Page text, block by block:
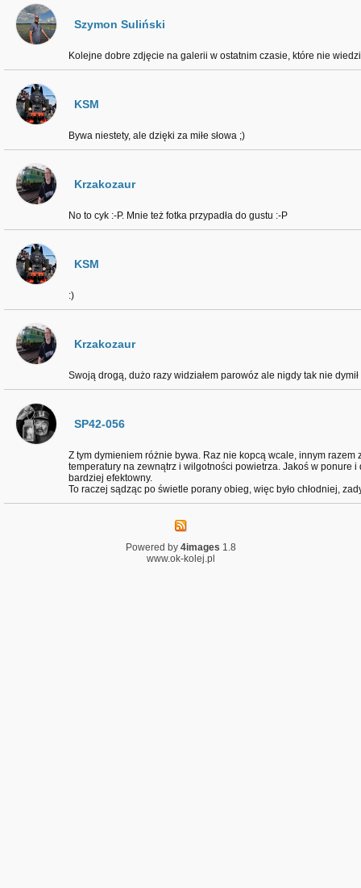
Szymon Suliński
Kolejne dobre zdjęcie na galerii w ostatnim czasie, które nie
KSM
Bywa niestety, ale dzięki za miłe słowa ;)
Krzakozaur
No to cyk :-P. Mnie też fotka przypadła do gustu :-P
KSM
:)
Krzakozaur
Swoją drogą, dużo razy widziałem parowóz ale nigdy tak nie dymił
SP42-056
Z tym dymieniem różnie bywa. Raz nie kopcą wcale, innym
temperatury na zewnątrz i wilgotności powietrza. Jakoś w ponure
bardziej efektowny.
To raczej sądząc po świetle porany obieg, więc było chłodniej,
Powered by 4images 1.8
www.ok-kolej.pl